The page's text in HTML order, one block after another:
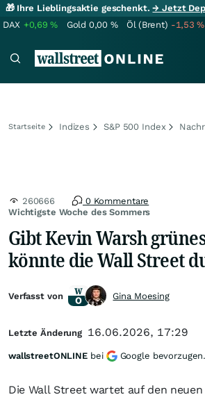
🎁 Ihre Lieblingsaktie geschenkt.→ Jetzt
DAX +0,69% Gold 0,00 % Öl (Brent) -1,53%
Startseite Indizes S&P 500 Index
Wichtigste Woche des Sommers
260666 0 Kommentare
Gibt Kevin Warsh
könnte die Wall Street
Die Wall Street wartet auf den
Verfasst von Gina Moesing
Letzte Änderung 16.06.2026, 17:29
wallstreetONLINE bei Google bevorzugen.